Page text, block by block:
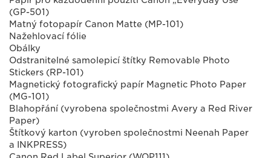
(GP-501)
Matný fotopapír Canon Matte (MP-101)
Nažehlovací fólie
Obálky
Odstranitelné samolepicí štítky Removable Photo
Stickers (RP-101)
Magnetický fotografický papír Magnetic Photo Paper
(MG-101)
Blahopřání (vyrobena společnostmi Avery a Red River
Paper)
Štítkový karton (vyroben společnostmi Neenah Paper
a INKPRESS)